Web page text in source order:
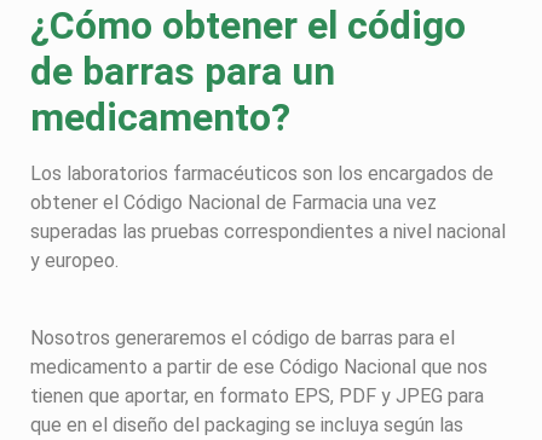
¿Cómo obtener el código
de barras para un
medicamento?
Los laboratorios farmacéuticos son los encargados de
obtener el Código Nacional de Farmacia una vez
superadas las pruebas correspondientes a nivel nacional
y europeo.
Nosotros generaremos el código de barras para el
medicamento a partir de ese Código Nacional que nos
tienen que aportar, en formato EPS, PDF y JPEG para
que en el diseño del packaging se incluya según las